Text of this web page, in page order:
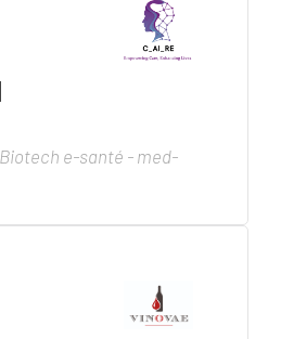
e-santé - med-